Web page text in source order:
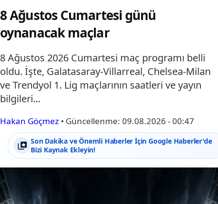
8 Ağustos Cumartesi günü
oynanacak maçlar
8 Ağustos 2026 Cumartesi maç programı belli
oldu. İşte, Galatasaray-Villarreal, Chelsea-Milan
ve Trendyol 1. Lig maçlarının saatleri ve yayın
bilgileri...
Hakan Göçmez • Güncellenme: 09.08.2026 - 00:47
Son Dakika ve Önemli Haberler İçin Google Haberler'de
Bizi Kaynak Ekleyin!